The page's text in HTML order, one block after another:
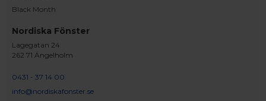
Black Month
Nordiska Fönster
Lagegatan 24
262 71 Ängelholm
0431 - 37 14 00
info@nordiskafonster.se